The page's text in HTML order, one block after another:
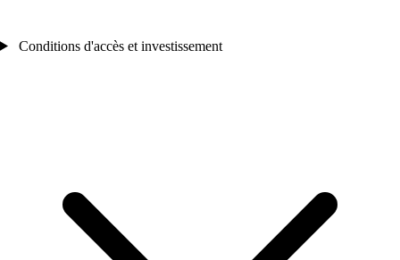
Conditions d'accès et investissement